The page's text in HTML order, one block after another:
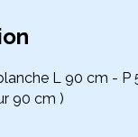
L 90 cm - P
90 cm )